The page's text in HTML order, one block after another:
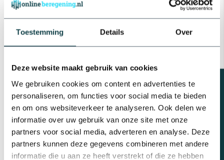
Toestemming Details Over
Deze website maakt gebruik van cookies
We gebruiken cookies om content en advertenties te
personaliseren, om functies voor social media te bieden
en om ons websiteverkeer te analyseren. Ook delen we
informatie over uw gebruik van onze site met onze
partners voor social media, adverteren en analyse. Deze
partners kunnen deze gegevens combineren met andere
informatie die u aan ze heeft verstrekt of die ze hebben
beregeningscomputer ESP-
TM2 | 6 zones
Op voorraad
€670,45
150
Op voorraad
RainBird Rainbird
beregeningsinstallatie
compleet inclusief
beregeningscomputer ESP-
TM2 | 4 zones €539,25 Beregeningsplan?